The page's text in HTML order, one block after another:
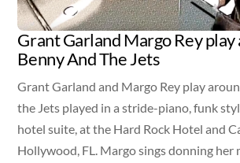
Grant Garland Margo Rey
Benny And The Jets
Grant Garland and Margo Rey play
the Jets played in a stride-piano, funk
hotel suite, at the Hard Rock Hotel and
Hollywood, FL. Margo sings donning her